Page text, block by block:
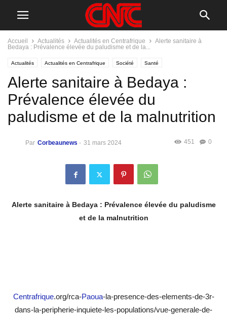
Accueil Actualités Actualités en Centrafrique
Alerte sanitaire à
Bedaya : Prévalence élevée du paludisme et de la...
Actualités Actualités en Centrafrique Société Santé
Alerte sanitaire à Bedaya :
Prévalence élevée du
paludisme et de la malnutrition
Par Corbeaunews - 31 mars 2024 0
451
Alerte sanitaire à Bedaya : Prévalence élevée du paludisme
et de la malnutrition
Centrafrique.org/rca-Paoua-la-presence-des-elements-de-3r-
dans-la-peripherie-inquiete-les-populations/vue-generale-de-